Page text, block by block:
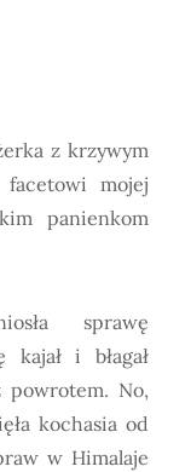
z krzywym
facetowi mojej
panienkom
sprawę
i błagał
powrotem. No,
kochasia od
w Himalaje